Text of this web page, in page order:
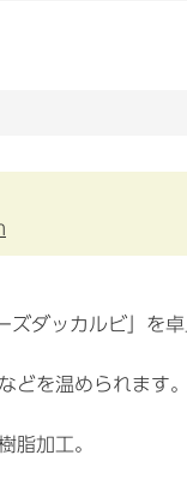
ズダッカルビ」を
どを温められます
脂加工。